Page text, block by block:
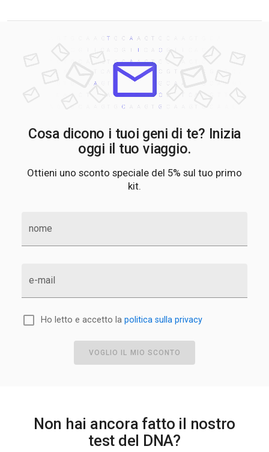
Cosa dicono i tuoi geni di te? Inizia
oggi il tuo viaggio.
Ottieni uno sconto speciale del 5% sul tuo primo
kit.
nome
e-mail
Ho letto e accetto la politica sulla privacy
VOGLIO IL MIO SCONTO
Non hai ancora fatto il nostro
test del DNA?